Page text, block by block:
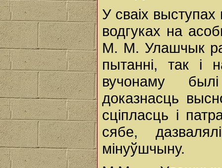
У сваіх
водгуках на
М. М. Улашчык
пытанні, так і
вучонаму
доказнасць
сціпласць і
сябе,
мінуўшчыну.